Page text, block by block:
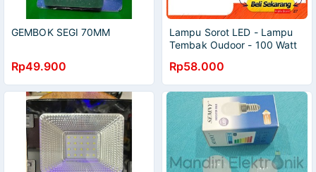
GEMBOK SEGI 70MM
Rp49.900
Lampu Sorot LED - Lampu
Tembak Oudoor - 100 Watt
Rp58.000